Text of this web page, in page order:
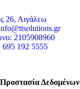
26, Αιγάλεω
2105908960
695 192 5555
Δεδομένων